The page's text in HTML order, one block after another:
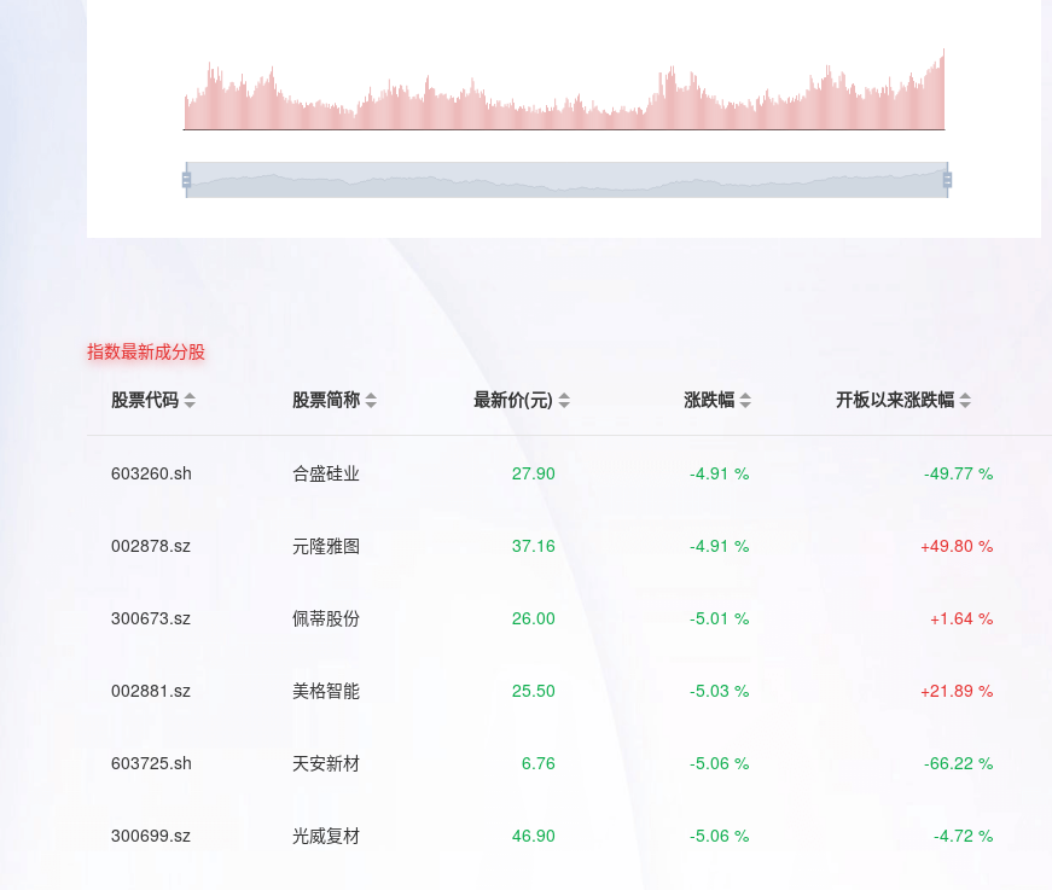
指数最新成分股
股票代码
股票简称 最新价(元) 涨跌幅 开板以来涨跌幅
603260.sh 合盛硅业 27.90 -4.91 % -49.77 %
002878.sz 元隆雅图 37.16 -4.91 % +49.80 %
300673.sz 佩蒂股份 26.00 -5.01 % +1.64 %
002881.sz 美格智能 25.50 -5.03 % +21.89 %
603725.sh 天安新材 6.76 -5.06 % -66.22 %
300699.sz 光威复材 46.90 -5.06 % -4.72 %